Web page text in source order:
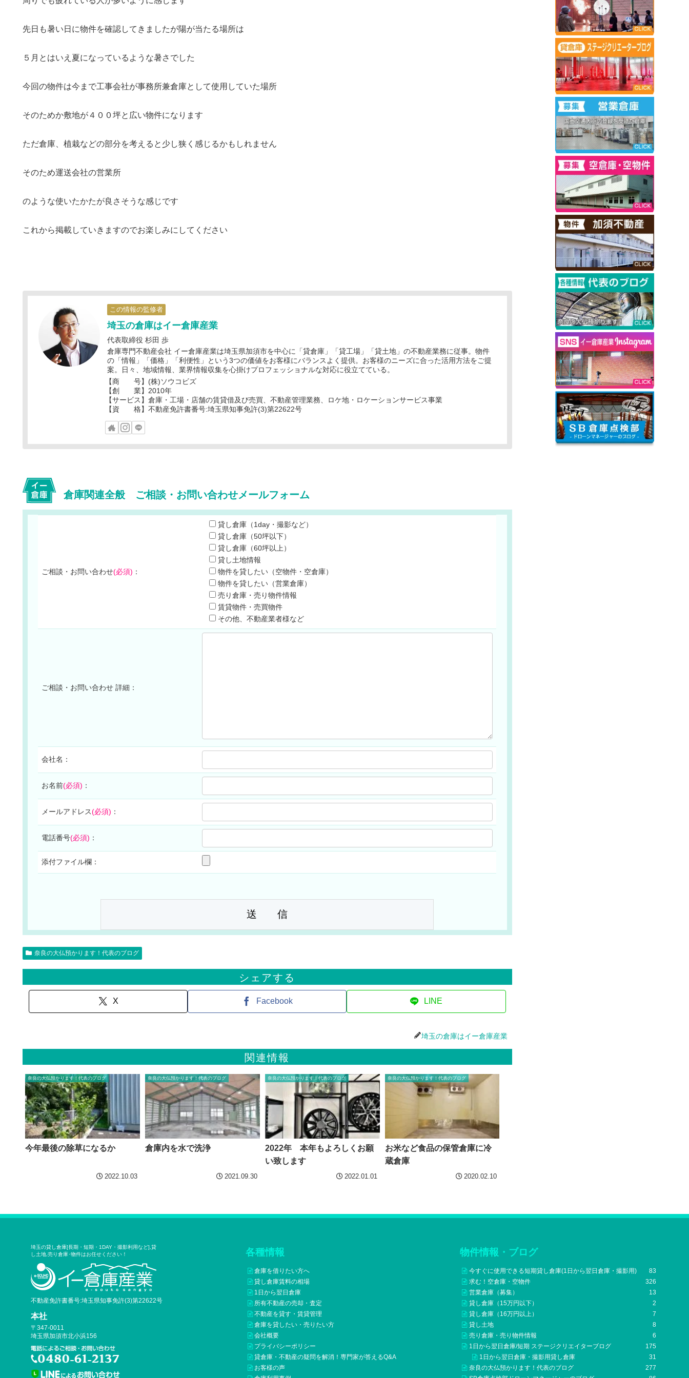
先日も暑い日に物件を確認してきましたが陽が当たる場所は
５月とはいえ夏になっているような暑さでした
今回の物件は今まで工事会社が事務所兼倉庫として使用していた場所
そのためか敷地が４００坪と広い物件になります
ただ倉庫、植栽などの部分を考えると少し狭く感じるかもしれません
そのため運送会社の営業所
のような使いたかたが良さそうな感じです
これから掲載していきますのでお楽しみにしてください
この情報の監修者
埼玉の倉庫はイー倉庫産業
代表取締役 杉田 歩
倉庫専門不動産会社 イー倉庫産業は埼玉県加須市を中心に「貸倉庫」「貸工場」「貸土地」の不動産業務に従事。物件
の「情報」「価格」「利便性」という3つの価値をお客様にバランスよく提供。お客様のニーズに合った活用方法をご提
案。日々、地域情報、業界情報収集を心掛けプロフェッショナルな対応に役立てている。
【商 号】(株)ソウコビズ
【創 業】2010年
【サービス】倉庫・工場・店舗の賃貸借及び売買、不動産管理業務、ロケ地・ロケーションサービス事業
【資 格】不動産免許書番号:埼玉県知事免許(3)第22622号
倉庫関連全般 ご相談・お問い合わせメールフォーム
ご相談・お問い合わせ(必須) ：
貸し倉庫（1day・撮影など）
貸し倉庫（50坪以下）
貸し倉庫（60坪以上）
貸し土地情報
物件を貸したい（空物件・空倉庫）
物件を貸したい（営業倉庫）
売り倉庫・売り物件情報
賃貸物件・売買物件
その他、不動産業者様など
ご相談・お問い合わせ 詳細：
会社名：
お名前(必須) ：
メールアドレス(必須) ：
電話番号(必須) ：
添付ファイル欄：
奈良の大仏預かります！代表のブログ
シェアする
X Facebook LINE
埼玉の倉庫はイー倉庫産業
関連情報
奈良の大仏預かります！代表のブログ
今年最後の除草になるか
2022.10.03
奈良の大仏預かります！代表のブログ
倉庫内を水で洗浄
2021.09.30
奈良の大仏預かります！代表のブログ
2022年 本年もよろしくお願
い致します
2022.01.01
奈良の大仏預かります！代表のブログ
お米など食品の保管倉庫に冷
蔵倉庫
2020.02.10
埼玉の貸し倉庫[長期・短期・1DAY・撮影利用など],貸
し土地,売り倉庫･物件はお任せください！
不動産免許書番号:埼玉県知事免許(3)第22622号
本社
〒347-0011
埼玉県加須市北小浜156
各種情報
倉庫を借りたい方へ
貸し倉庫賃料の相場
1日から翌日倉庫
所有不動産の売却・査定
不動産を貸す・賃貸管理
倉庫を貸したい・売りたい方
会社概要
プライバシーポリシー
貸倉庫・不動産の疑問を解消！専門家が答えるQ&A
お客様の声
物件情報・ブログ
今すぐに使用できる短期貸し倉庫(1日から翌日倉庫・撮影用)
83
求む！空倉庫・空物件
326
営業倉庫（募集）
13
貸し倉庫（15万円以下）
2
貸し倉庫（16万円以上）
7
貸し土地
8
売り倉庫・売り物件情報
6
1日から翌日倉庫/短期 ステージクリエイターブログ
175
1日から翌日倉庫・撮影用貸し倉庫
31
奈良の大仏預かります！代表のブログ
277